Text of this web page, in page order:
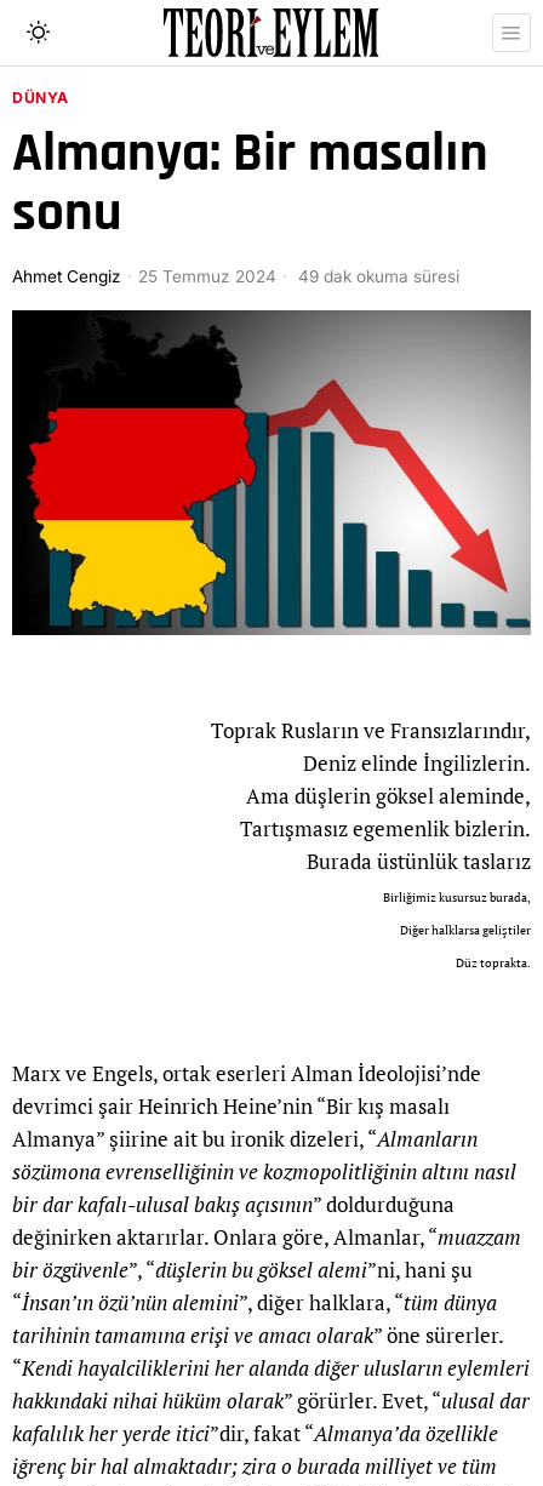
DÜNYA
Almanya: Bir masalın
sonu
Ahmet Cengiz 25 Temmuz 2024 49 dak okuma süresi
Toprak Rusların ve Fransızlarındır,
Deniz elinde İngilizlerin.
Ama düşlerin göksel aleminde,
Tartışmasız egemenlik bizlerin.
Burada üstünlük taslarız
Birliğimiz kusursuz burada,
Diğer halklarsa geliştiler
Düz toprakta.
Marx ve Engels, ortak eserleri Alman İdeolojisi’nde
devrimci şair Heinrich Heine’nin “Bir kış masalı
Almanya” şiirine ait bu ironik dizeleri, “Almanların
sözümona evrenselliğinin ve kozmopolitliğinin altını nasıl
bir dar kafalı-ulusal bakış açısının” doldurduğuna
değinirken aktarırlar. Onlara göre, Almanlar, “muazzam
birözgüvenle”, “düşlerin bu göksel alemi”ni, hani şu
“İnsan’ınözü’nün alemini”, diğer halklara, “tüm dünya
tarihinin tamamına erişi ve amacı olarak” öne sürerler.
“Kendi hayalciliklerini her alanda diğer ulusların eylemleri
hakkındaki nihai hüküm olarak” görürler. Evet, “ulusal dar
kafalılık her yerde itici”dir, fakat “Almanya’daözellikle
iğrenç bir hal almaktadır; zira o burada milliyet ve tüm